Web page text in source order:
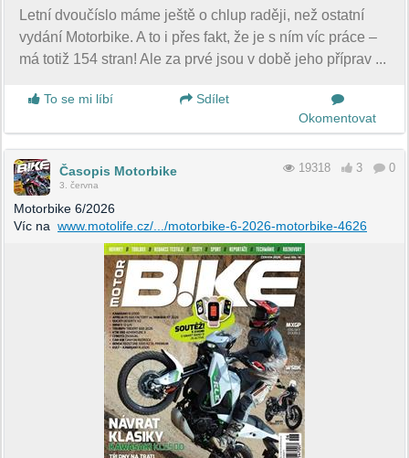
Letní dvoučíslo máme ještě o chlup raději, než ostatní
vydání Motorbike. A to i přes fakt, že je s ním víc práce –
má totiž 154 stran! Ale za prvé jsou v době jeho příprav ...
To se mi líbí
Sdílet
Okomentovat
Časopis Motorbike
3. června
19318 3 0
Motorbike 6/2026
Víc na www.motolife.cz/.../motorbike-6-2026-motorbike-4626